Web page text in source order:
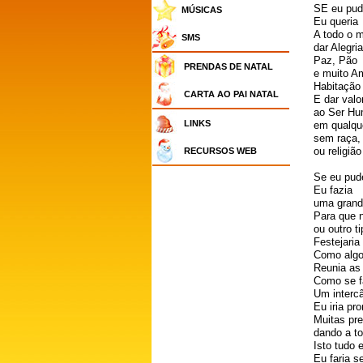
MÚSICAS
SMS
PRENDAS DE NATAL
CARTA AO PAI NATAL
LINKS
RECURSOS WEB
SE eu
Eu queria
A todo o
dar Alegria
Paz, Pão
e muito
Habitação
E dar
ao Ser
em
sem raça,
ou
Se eu
Eu fazia
uma
Para que
ou outro
Como
Reunia
Como se
Um
Eu iria
Muitas
dando a
Isto tudo
Eu faria